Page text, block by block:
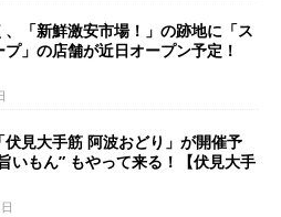
「新鮮激安市場！」の跡地に「ス
」の店舗が近日オープン予定！
伏見大手筋 阿波おどり」が開催予
いもん” もやって来る！【伏見大手